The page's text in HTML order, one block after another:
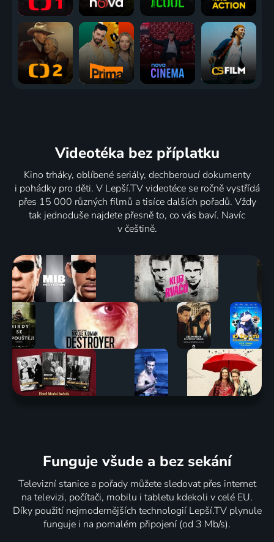
Videotéka bez příplatku
Kino trháky, oblíbené seriály, dechberoucí dokumenty
i pohádky pro děti. V Lepší.TV videotéce se ročně vystřídá
přes 15 000 různých filmů a tisíce dalších pořadů. Vždy
tak jednoduše najdete přesně to, co vás baví. Navíc
v češtině.
Funguje všude a bez sekání
Televizní stanice a pořady můžete sledovat přes internet
na televizi, počítači, mobilu i tabletu kdekoli v celé EU.
Díky použití nejmodernějších technologií Lepší.TV plynule
funguje i na pomalém připojení (od 3 Mb/s).